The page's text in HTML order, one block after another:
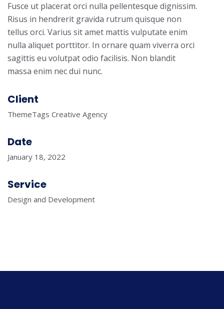
Fusce ut placerat orci nulla pellentesque dignissim.
Risus in hendrerit gravida rutrum quisque non
tellus orci. Varius sit amet mattis vulputate enim
nulla aliquet porttitor. In ornare quam viverra orci
sagittis eu volutpat odio facilisis. Non blandit
massa enim nec dui nunc.
Client
ThemeTags Creative Agency
Date
January 18, 2022
Service
Design and Development